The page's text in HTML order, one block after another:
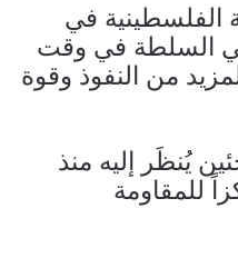
الفلسطينية في
السلطة في وقت
من النفوذ وقوة
يُنظَر إليه منذ
للمقاومة